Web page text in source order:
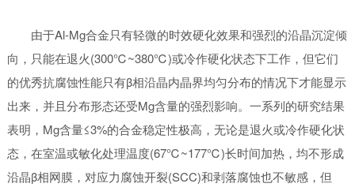
由于Al-Mg合金只有轻微的时效硬化效果和强烈的沿晶沉淀倾
向，只能在退火(300℃~380℃)或冷作硬化状态下工作，但它们
的优秀抗腐蚀性能只有β相沿晶内晶界均匀分布的情况下才能显示
出来，并且分布形态还受Mg含量的强烈影响。一系列的研究结果
表明，Mg含量≤3%的合金稳定性极高，无论是退火或冷作硬化状
态，在室温或敏化处理温度(67℃~177℃)长时间加热，均不形成
沿晶β相网膜，对应力腐蚀开裂(SCC)和剥落腐蚀也不敏感，但